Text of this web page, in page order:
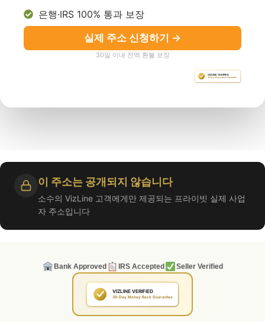
은행·IRS 100% 통과 보장
실제 주소 신청하기 →
30일 이내 전액 환불 보장
이 주소는 공개되지 않습니다
소수의 VizLine 고객에게만 제공되는 프라이빗 실제 사업
자 주소입니다
Bank Approved IRS Accepted Seller Verified